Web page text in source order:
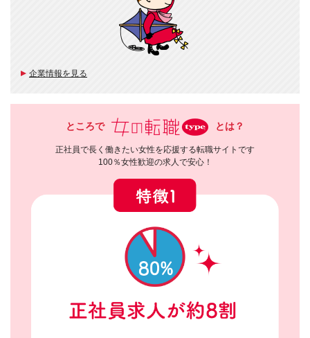
企業情報を見る
ところで とは？
正社員で長く働きたい女性を応援する転職サイトです
100％女性歓迎の求人で安心！